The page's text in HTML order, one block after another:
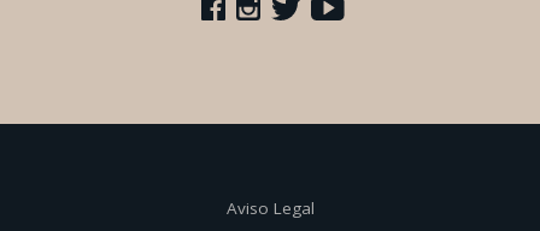
Aviso Legal